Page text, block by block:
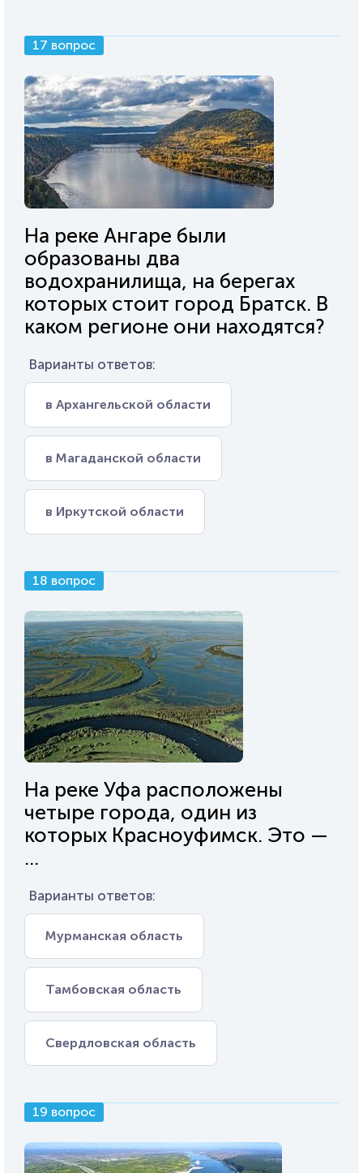
17 вопрос
На реке Ангаре были
образованы два
водохранилища, на берегах
которых стоит город Братск. В
каком регионе они находятся?
Варианты ответов:
в Архангельской области
в Магаданской области
в Иркутской области
18 вопрос
На реке Уфа расположены
четыре города, один из
которых Красноуфимск. Это —
...
Варианты ответов:
Мурманская область
Тамбовская область
Свердловская область
19 вопрос